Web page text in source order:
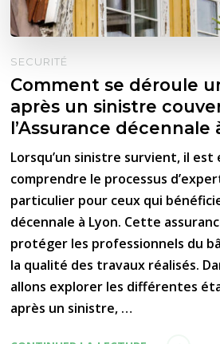
SECURITÉ
Comment se déroule
après un sinistre
l’Assurance décennale
Lorsqu’un sinistre survient, il est
comprendre le processus
particulier pour ceux qui
décennale à Lyon. Cette
protéger les professionnels du
la qualité des travaux réalisés.
allons explorer les différentes
après un sinistre, …